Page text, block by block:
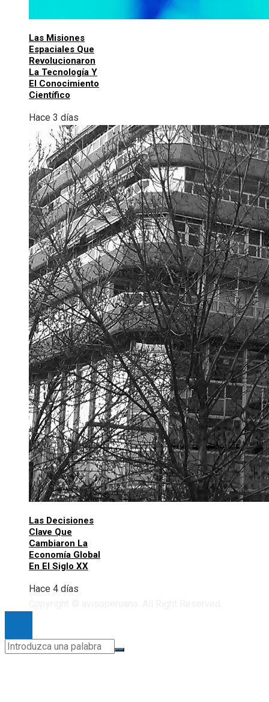
Las Misiones
Espaciales Que
Revolucionaron
La Tecnología Y
El Conocimiento
Científico
Hace 3 días
Las Decisiones
Clave Que
Cambiaron La
Economía Global
En El Siglo XX
Hace 4 días